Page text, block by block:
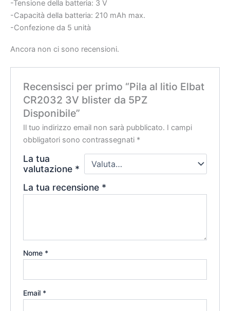
-Tensione della batteria: 3 V
-Capacità della batteria: 210 mAh max.
-Confezione da 5 unità
Ancora non ci sono recensioni.
Recensisci per primo “Pila al litio Elbat
CR2032 3V blister da 5PZ
Disponibile”
Il tuo indirizzo email non sarà pubblicato. I campi
obbligatori sono contrassegnati *
La tua
valutazione *
La tua recensione *
Nome *
Email *